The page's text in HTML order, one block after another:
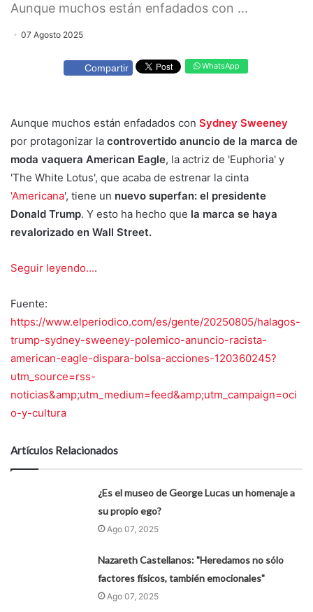
Aunque muchos están enfadados con ...
07 Agosto 2025
Compartir WhatsApp
Aunque muchos están enfadados con Sydney Sweeney
por protagonizar la controvertido anuncio de la marca de
moda vaquera American Eagle, la actriz de 'Euphoria' y
'The White Lotus', que acaba de estrenar la cinta
'Americana', tiene un nuevo superfan: el presidente
Donald Trump. Y esto ha hecho que la marca se haya
revalorizado en Wall Street.
Seguir leyendo....
Fuente:
https://www.elperiodico.com/es/gente/20250805/halagos-
trump-sydney-sweeney-polemico-anuncio-racista-
american-eagle-dispara-bolsa-acciones-120360245?
utm_source=rss-
noticias&amp;utm_medium=feed&amp;utm_campaign=oci
o-y-cultura
Artículos Relacionados
¿Es el museo de George Lucas un homenaje a
su propio ego?
Ago 07, 2025
Nazareth Castellanos: "Heredamos no sólo
factores físicos, también emocionales"
Ago 07, 2025